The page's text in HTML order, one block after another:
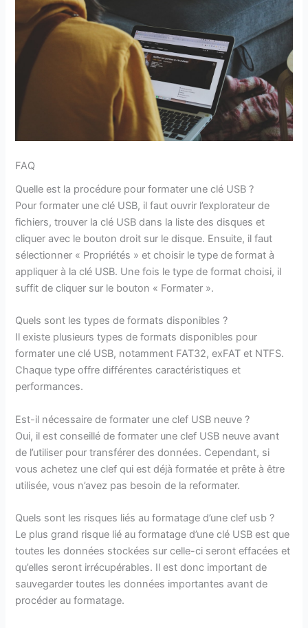
FAQ
Quelle est la procédure pour formater une clé USB ?
Pour formater une clé USB, il faut ouvrir l’explorateur de
fichiers, trouver la clé USB dans la liste des disques et
cliquer avec le bouton droit sur le disque. Ensuite, il faut
sélectionner « Propriétés » et choisir le type de format à
appliquer à la clé USB. Une fois le type de format choisi, il
suffit de cliquer sur le bouton « Formater ».
Quels sont les types de formats disponibles ?
Il existe plusieurs types de formats disponibles pour
formater une clé USB, notamment FAT32, exFAT et NTFS.
Chaque type offre différentes caractéristiques et
performances.
Est-il nécessaire de formater une clef USB neuve ?
Oui, il est conseillé de formater une clef USB neuve avant
de l’utiliser pour transférer des données. Cependant, si
vous achetez une clef qui est déjà formatée et prête à être
utilisée, vous n’avez pas besoin de la reformater.
Quels sont les risques liés au formatage d’une clef usb ?
Le plus grand risque lié au formatage d’une clé USB est que
toutes les données stockées sur celle-ci seront effacées et
qu’elles seront irrécupérables. Il est donc important de
sauvegarder toutes les données importantes avant de
procéder au formatage.